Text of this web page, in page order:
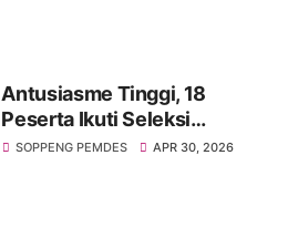
Antusiasme Tinggi, 18
Peserta Ikuti Seleksi
Perangkat Dess Leworeng
SOPPENG PEMDES APR 30, 2026